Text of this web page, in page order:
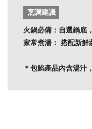
烹調建議
火鍋必備：自選鍋底
家常煮湯： 搭配新鮮
＊包餡產品內含湯汁